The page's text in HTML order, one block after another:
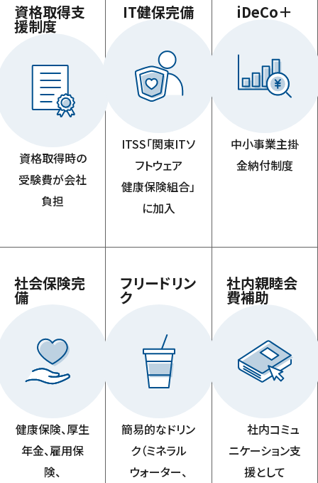
資格取得支
援制度
資格取得時の
受験費が会社
負担
IT健保完備
ITSS「関東ITソ
フトウェア
健康保険組合」
に加入
iDeCo＋
中小事業主掛
金納付制度
社会保険完
備
健康保険、厚生
年金、雇用保
険、
フリードリン
ク
簡易的なドリン
ク（ミネラル
ウォーター、
社内親睦会
費補助
社内コミュ
ニケーション支
援として